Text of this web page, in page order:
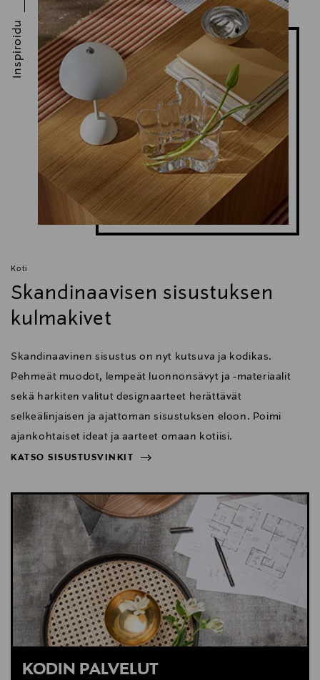
Koti
Skandinaavisen sisustuksen
kulmakivet
Skandinaavinen sisustus on nyt kutsuva ja kodikas.
Pehmeät muodot, lempeät luonnonsävyt ja -materiaalit
sekä harkiten valitut designaarteet herättävät
selkeälinjaisen ja ajattoman sisustuksen eloon. Poimi
ajankohtaiset ideat ja aarteet omaan kotiisi.
KATSO SISUSTUSVINKIT
Inspiroidu
KATSO SISUSTUSVINKIT
KODIN PALVELUT